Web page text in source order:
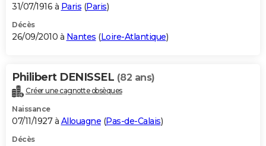
31/07/1916 à Paris (Paris)
Décès
26/09/2010 à Nantes (Loire-Atlantique)
Philibert DENISSEL (82 ans)
Créer une cagnotte obsèques
Naissance
07/11/1927 à Allouagne (Pas-de-Calais)
Décès